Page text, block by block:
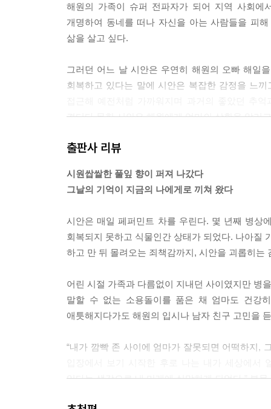
“너무 슬퍼하지 마. 모두 결국에는 누군가를 간병
이야. 우리도 누군가의 간병을 받게 될 거야. 사람
라고 생각해 봐.”
우리는 재난을 준비할 시간이 없었다. 사실 그 누
아프면 위로받아야 하는 거지, 보살핌을 받아야
않아도 누군가가 나를 돌봐 줄 거라는 확신이 있
--- p.226
그때, 누군가의 숨결 같은 바람이 등을 떠밀었고
--- p.265
해원의 가족이 슈퍼 전파자가 되어 지역 사회에
개명하여 동네를 떠나 자신을 아는 사람들을 피
삶을 살고 싶다.
그러던 어느 날 시안은 우연히 해원의 오빠 해일
회복하고 있다는 말에 시안은 복잡한 감정을 느
견디다 못한 시안은 해원에게 엄마의 상황을 알
출판사 리뷰
시원쌉쌀한 풀잎 향이 퍼져 나갔다
그날의 기억이 지금의 나에게로 끼쳐 왔다
시안은 매일 페퍼민트 차를 우린다. 몇 년째 병상
회복되지 못하고 식물인간 상태가 되었다. 나아질
하고 만 뒤 몰려오는 죄책감까지, 시안을 괴롭히는
어린 시절 가족과 다름없이 지내던 사이였지만 병
말할 수 없는 소용돌이를 품은 채 엄마도 건강
애틋해지다가도 해원의 입시나 남자 친구 고민을
“내가 깜빡 존 사이에 엄마가 잘못되면 어떡하지,
있다는 생각으로 내 미래에 실망하게 되었다.” 본문